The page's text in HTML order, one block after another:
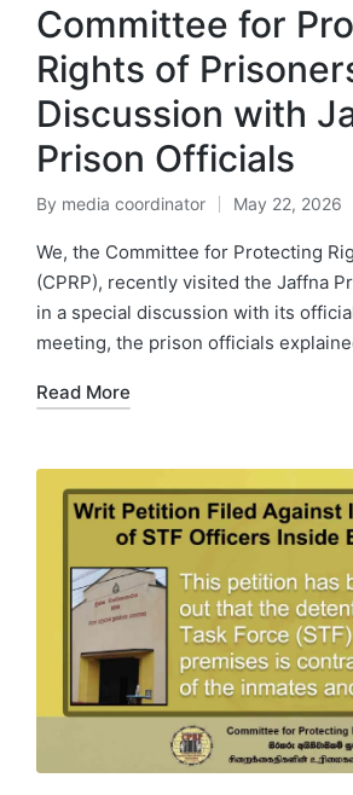
Committee for
Rights of
Discussion with
Prison Officials
By media coordinator May 22, 2026
We, the Committee for Protecting
(CPRP), recently visited the Jaffna
in a special discussion with its
meeting, the prison officials
Read More